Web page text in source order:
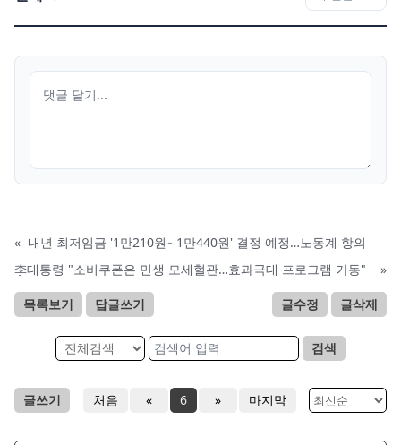
« 내년 최저임금 '1만210원∼1만440원' 결정 예정…노동계 항의
李대통령 "소비쿠폰은 민생 모세혈관…효과극대 프로그램 가동"
»
목록보기 답글쓰기 글수정 글삭제
검색
글쓰기 처음 « 6 » 마지막